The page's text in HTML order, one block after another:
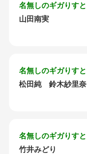
名無しのギガりすと
山田南実
名無しのギガりすと
松田純 鈴木紗里奈
名無しのギガりすと
竹井みどり